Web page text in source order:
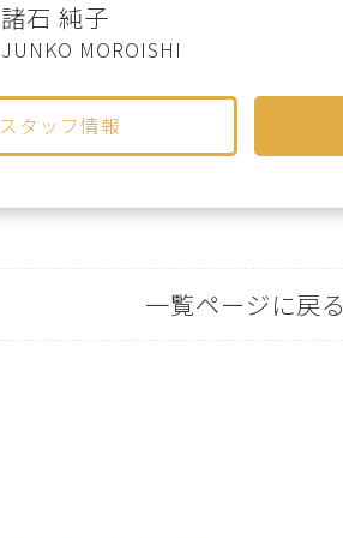
諸石 純子
JUNKO MOROISHI
スタッフ情報
一覧ページに戻る